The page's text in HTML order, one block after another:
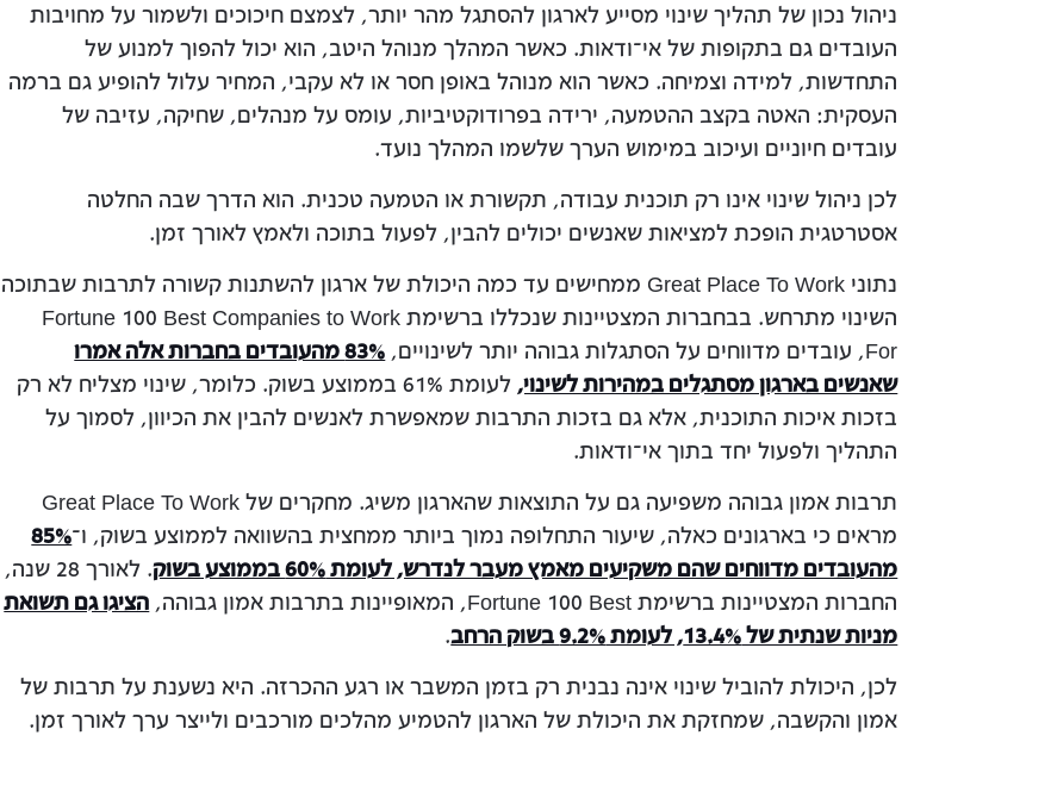
ניהול נכון של תהליך שינוי מסייע לארגון להסתגל מהר יותר, לצמצם חיכוכים ולשמור על מחויבות
העובדים גם בתקופות של אי־ודאות. כאשר המהלך מנוהל היטב, הוא יכול להפוך למנוע של
התחדשות, למידה וצמיחה. כאשר הוא מנוהל באופן חסר או לא עקבי, המחיר עלול להופיע גם ברמה
העסקית: האטה בקצב ההטמעה, ירידה בפרודוקטיביות, עומס על מנהלים, שחיקה, עזיבה של
עובדים חיוניים ועיכוב במימוש הערך שלשמו המהלך נועד.
לכן ניהול שינוי אינו רק תוכנית עבודה, תקשורת או הטמעה טכנית. הוא הדרך שבה החלטה
אסטרטגית הופכת למציאות שאנשים יכולים להבין, לפעול בתוכה ולאמץ לאורך זמן.
נתוני Great Place To Work ממחישים עד כמה היכולת של ארגון להשתנות קשורה לתרבות שבתוכה
השינוי מתרחש. בבחברות המצטיינות שנכללו ברשימת Fortune 100 Best Companies to Work
For, עובדים מדווחים על הסתגלות גבוהה יותר לשינויים,
83% מהעובדים בחברות אלה אמרו
שאנשים בארגון מסתגלים במהירות לשינוי,
לעומת 61% בממוצע בשוק. כלומר, שינוי מצליח לא רק
בזכות איכות התוכנית, אלא גם בזכות התרבות שמאפשרת לאנשים להבין את הכיוון, לסמוך על
התהליך ולפעול יחד בתוך אי־ודאות.
תרבות אמון גבוהה משפיעה גם על התוצאות שהארגון משיג. מחקרים של Great Place To Work
מראים כי בארגונים כאלה, שיעור התחלופה נמוך ביותר ממחצית בהשוואה לממוצע בשוק, ו־85%
מהעובדים מדווחים שהם משקיעים מאמץ מעבר לנדרש, לעומת 60% בממוצע בשוק
. לאורך 28 שנה,
החברות המצטיינות ברשימת Fortune 100 Best, המאופיינות בתרבות אמון גבוהה,
הציגו גם תשואת
מניות שנתית של 13.4%, לעומת 9.2% בשוק הרחב
.
לכן, היכולת להוביל שינוי אינה נבנית רק בזמן המשבר או רגע ההכרזה. היא נשענת על תרבות של
אמון והקשבה, שמחזקת את היכולת של הארגון להטמיע מהלכים מורכבים ולייצר ערך לאורך זמן.